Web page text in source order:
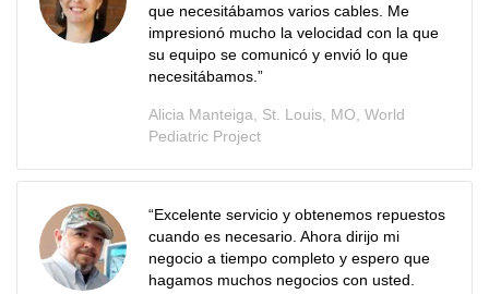
que necesitábamos varios cables. Me
impresionó mucho la velocidad con la que
su equipo se comunicó y envió lo que
necesitábamos.”
Alicia Manteiga, St. Louis, MO, World
Pediatric Project
“Excelente servicio y obtenemos repuestos
cuando es necesario. Ahora dirijo mi
negocio a tiempo completo y espero que
hagamos muchos negocios con usted.